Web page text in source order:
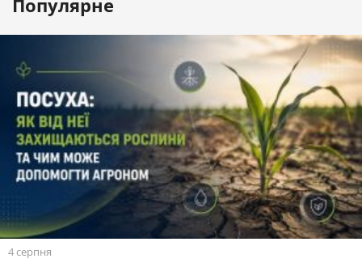
4 серпня